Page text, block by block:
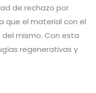
de rechazo por
que el material con el
mismo. Con esta
regenerativas y